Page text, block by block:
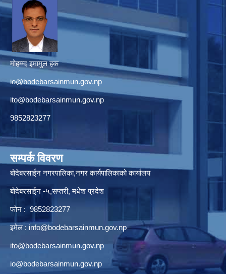
मोहम्म्द इमामुल हक
io@bodebarsainmun.gov.np
ito@bodebarsainmun.gov.np
9852823277
सम्पर्क विवरण
बोदेबरसाईन नगरपालिका,नगर कार्यपालिकाको कार्यालय
बोदेबरसाईन -५,सप्तरी, मधेश प्रदेश
फोन : 9852823277
इमेल : info@bodebarsainmun.gov.np
ito@bodebarsainmun.gov.np
io@bodebarsainmun.gov.np